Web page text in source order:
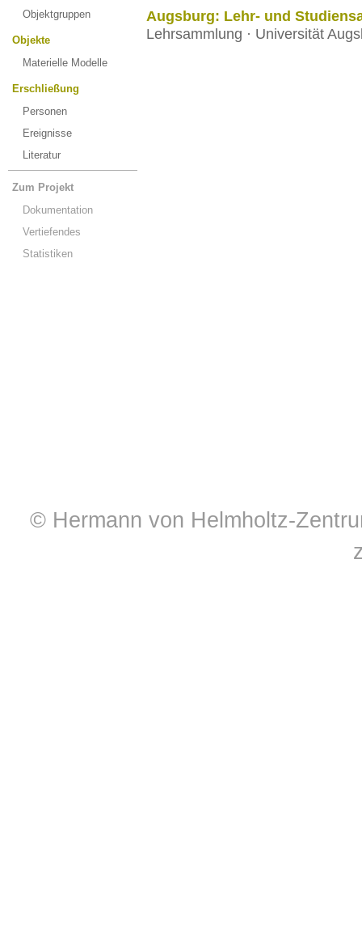
Objektgruppen
Objekte
Materielle Modelle
Erschließung
Personen
Ereignisse
Literatur
Zum Projekt
Dokumentation
Vertiefendes
Statistiken
Augsburg: Lehr- und
Lehrsammlung · Universität
© Hermann von Helmholtz-